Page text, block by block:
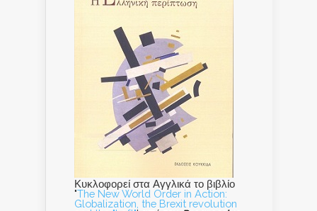
Κυκλοφορεί στα Αγγλικά το βιβλίο
"The New World Order in Action:
Globalization, the Brexit revolution